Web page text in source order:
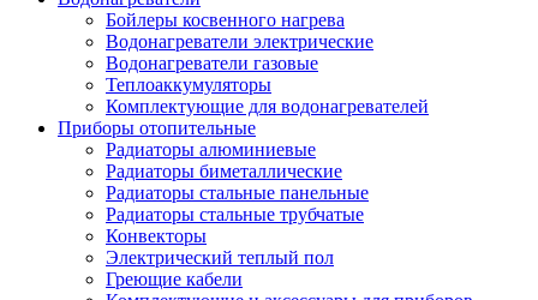
Бойлеры косвенного нагрева
Водонагреватели электрические
Водонагреватели газовые
Теплоаккумуляторы
Комплектующие для водонагревателей
Приборы отопительные
Радиаторы алюминиевые
Радиаторы биметаллические
Радиаторы стальные панельные
Радиаторы стальные трубчатые
Конвекторы
Электрический теплый пол
Греющие кабели